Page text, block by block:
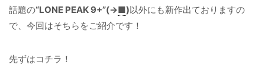
話題の“LONE PEAK 9+”(→■)以外にも新作出ておりますの
で、今回はそちらをご紹介です！
先ずはコチラ！